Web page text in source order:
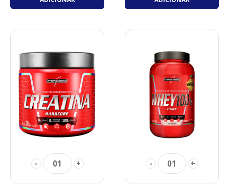
- 01 + - 01 +